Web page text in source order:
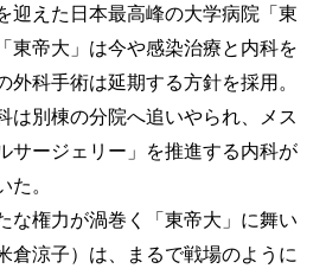
迎えた日本最高峰の大学病院「東
帝大」は今や感染治療と内科を
外科手術は延期する方針を採用。
は別棟の分院へ追いやられ、メス
サージェリー」を推進する内科が
。
な権力が渦巻く「東帝大」に舞い
倉涼子）は、まるで戦場のように